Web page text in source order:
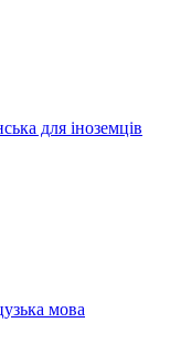
для іноземців
мова